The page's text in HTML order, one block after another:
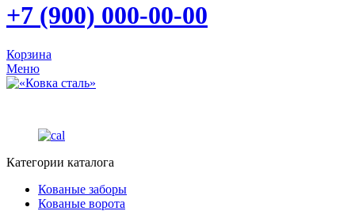
+7 (900) 000-00-00
Корзина
Меню
Категории каталога
Кованые заборы
Кованые ворота